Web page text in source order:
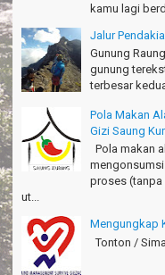
kamu lagi
Jalur
Gunung
gunung
terbesar
Pola Makan
Gizi Saung
Pola makan
proses
ut...
Mengungkap
Tonton /